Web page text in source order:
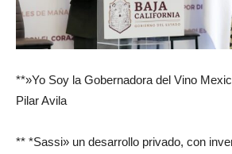
**»Yo Soy la Gobernadora del Vino
Pilar Avila
** *Sassi» un desarrollo privado, con